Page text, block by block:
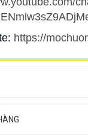
https://